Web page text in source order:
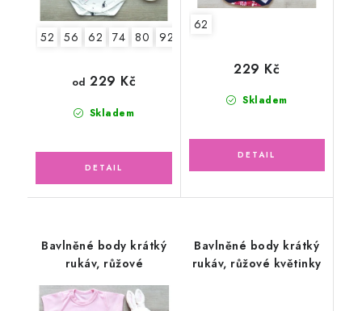
52 56 62 74 80 92
Skladem
od 229 Kč
62
Skladem
229 Kč
Bavlněné body krátký
rukáv, růžové
Bavlněné body krátký
rukáv, růžové květinky